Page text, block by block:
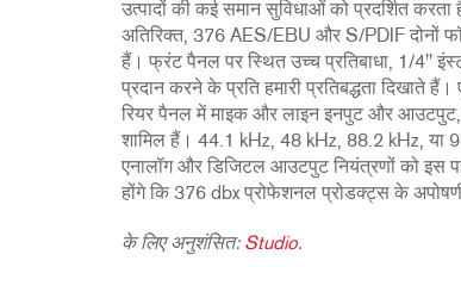
उत्पादों की कई समान सुविधाओं को प्रदर्शित
अतिरिक्त, 376 AES/EBU और S/PDIF दोनों
हैं। फ्रंट पैनल पर स्थित उच्च प्रतिबाधा, 1/4"
प्रदान करने के प्रति हमारी प्रतिबद्धता दिखाते
रियर पैनल में माइक और लाइन इनपुट और
शामिल हैं। 44.1 kHz, 48 kHz, 88.2 kHz,
एनालॉग और डिजिटल आउटपुट नियंत्रणों को इस
होंगे कि 376 dbx प्रोफेशनल प्रोडक्ट्स के
के लिए अनुशंसित: Studio.